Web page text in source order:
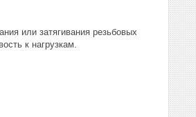
или затягивания резьбовых
к нагрузкам.